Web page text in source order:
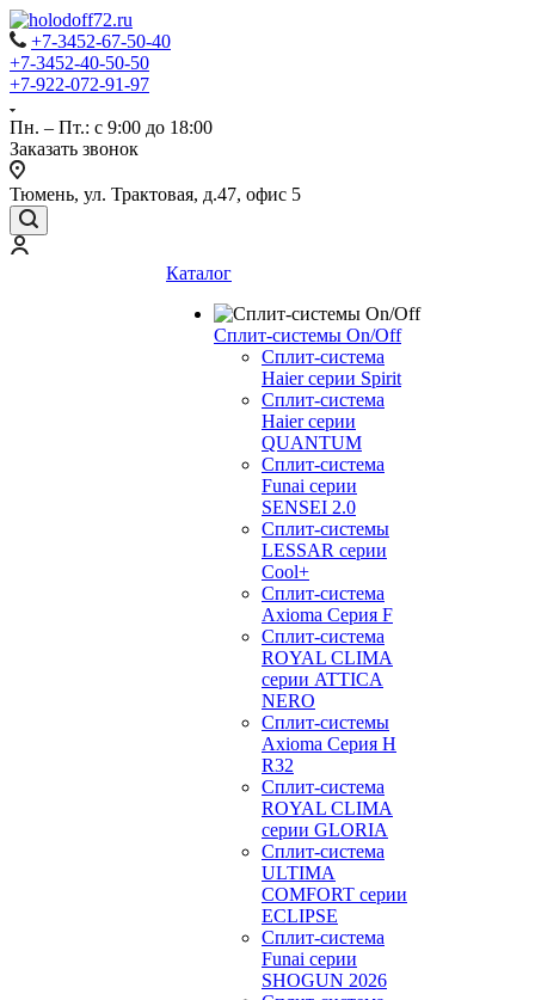
+7-3452-67-50-40
+7-3452-40-50-50
+7-922-072-91-97
Пн. – Пт.: с 9:00 до 18:00
Заказать звонок
Тюмень, ул. Трактовая, д.47, офис 5
Каталог
Сплит-системы On/Off
Сплит-система
Haier серии Spirit
Сплит-система
Haier серии
QUANTUM
Сплит-система
Funai серии
SENSEI 2.0
Сплит-системы
LESSAR серии
Cool+
Сплит-система
Axioma Серия F
Сплит-система
ROYAL CLIMA
серии ATTICA
NERO
Сплит-системы
Axioma Серия H
R32
Сплит-система
ROYAL CLIMA
серии GLORIA
Сплит-система
ULTIMA
COMFORT серии
ECLIPSE
Сплит-система
Funai серии
SHOGUN 2026